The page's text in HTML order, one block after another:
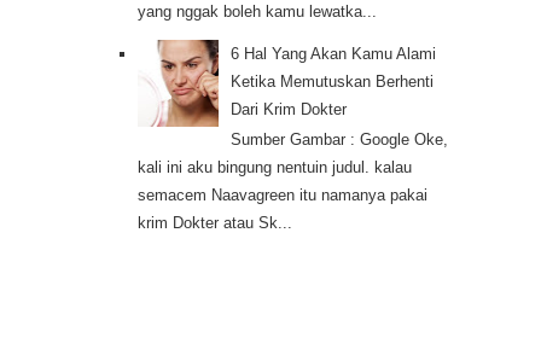
yang nggak boleh kamu lewatka...
6 Hal Yang Akan Kamu Alami
Ketika Memutuskan Berhenti
Dari Krim Dokter
Sumber Gambar : Google Oke,
kali ini aku bingung nentuin judul. kalau
semacem Naavagreen itu namanya pakai
krim Dokter atau Sk...